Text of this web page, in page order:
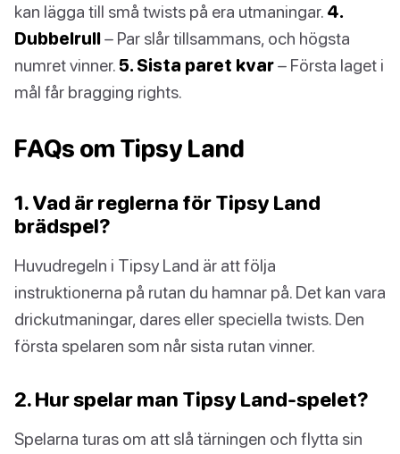
kan lägga till små twists på era utmaningar. 4.
Dubbelrull– Par slår tillsammans, och högsta
numret vinner. 5. Sista paret kvar– Första laget i
mål får bragging rights.
FAQs om Tipsy Land
1. Vad är reglerna för Tipsy Land
brädspel?
Huvudregeln i Tipsy Land är att följa
instruktionerna på rutan du hamnar på. Det kan vara
drickutmaningar, dares eller speciella twists. Den
första spelaren som når sista rutan vinner.
2. Hur spelar man Tipsy Land-spelet?
Spelarna turas om att slå tärningen och flytta sin